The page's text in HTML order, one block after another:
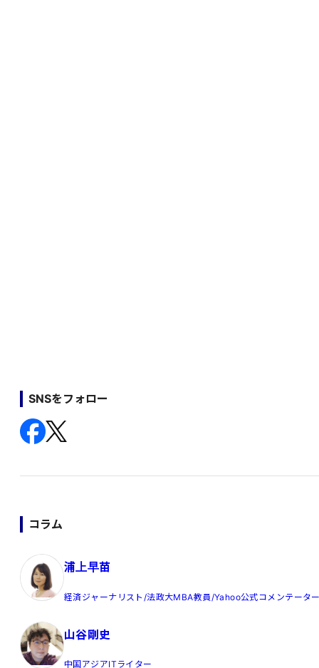
SNSをフォロー
コラム
浦上早苗
経済ジャーナリスト/法政大MBA教員/Yahoo公式コメンテータ
山谷剛史
中国アジアITライター